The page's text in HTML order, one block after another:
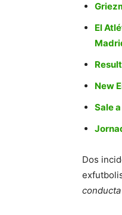
El
New
Sale
Dos
conducta